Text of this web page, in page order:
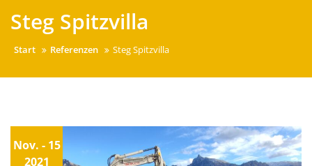
Steg Spitzvilla
Start Referenzen Steg Spitzvilla
Nov. - 15
2021